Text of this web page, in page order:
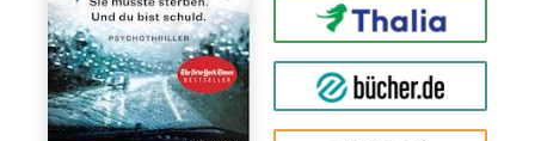
Thalia
buecher.de